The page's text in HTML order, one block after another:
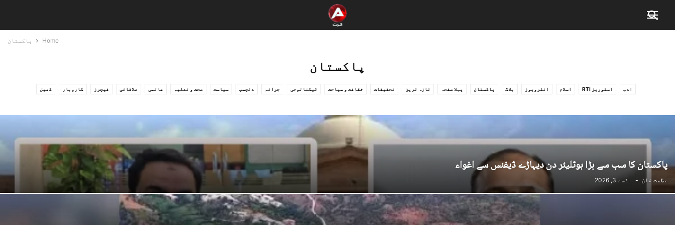
Home پاکستان
پاکستان
ادب اسٹوریز RTI اسلام انٹرویوز بلاگ پاکستان پہلا صفحہ تازہ ترین تحقیقات ثقافت و سیاحت ٹیکنالوجی جرائم دلچسپ سیاست صحت و تعلیم عالمی علاقائی فیچرز کاروبار کھیل
پاکستان کا سب سے بڑا ہوٹلیئر دن دیہاڑے ڈیفنس سے اغواء
عظمت خان - اگست 3, 2026